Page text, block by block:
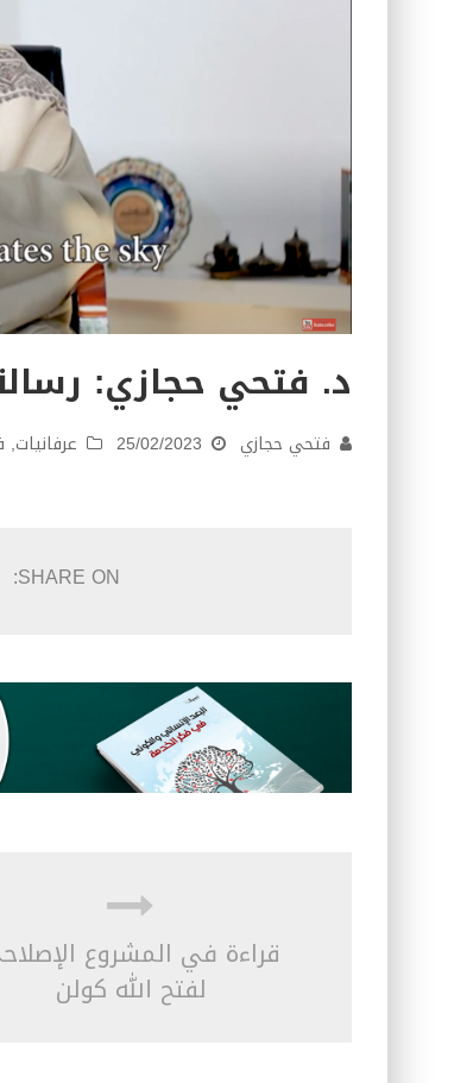
د. فتحي حجازي:
فتحي حجازي 25/02/2023 عرفانيات,
SHARE ON:
قراءة في المشروع
لفتح الله كولن